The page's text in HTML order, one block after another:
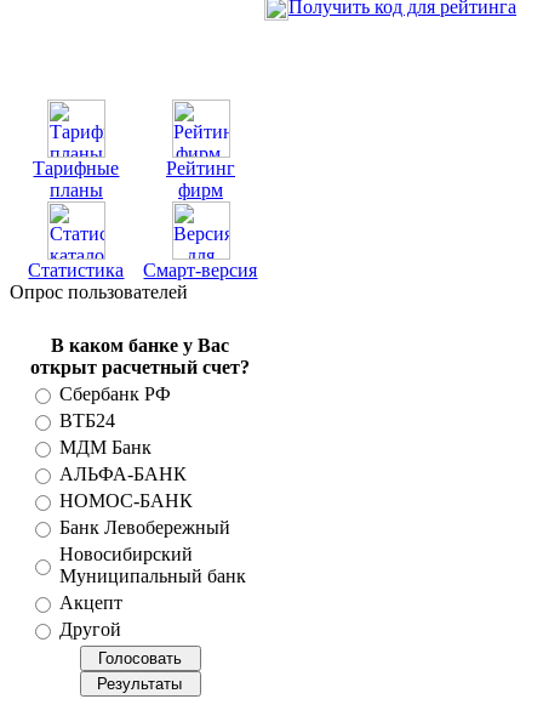
Тарифные
планы
Рейтинг
фирм
Статистика
Смарт-версия
Опрос пользователей
В каком банке у Вас
открыт расчетный счет?
Сбербанк РФ
ВТБ24
МДМ Банк
АЛЬФА-БАНК
НОМОС-БАНК
Банк Левобережный
Новосибирский
Муниципальный банк
Акцепт
Другой
Получить код для рейтинга